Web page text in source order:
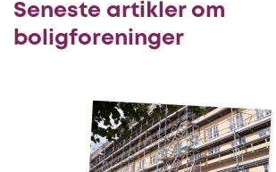
Seneste artikler om
boligforeninger